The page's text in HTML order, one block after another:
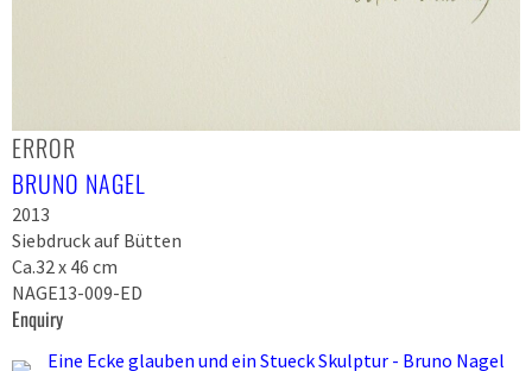
ERROR
BRUNO NAGEL
2013
Siebdruck auf Bütten
Ca.32 x 46 cm
NAGE13-009-ED
Enquiry